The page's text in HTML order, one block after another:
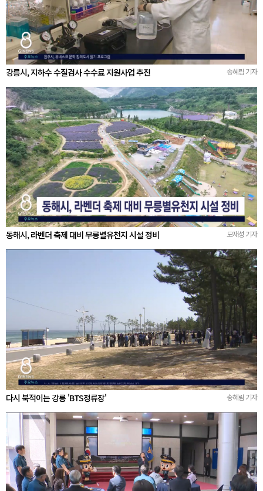
강릉시, 지하수 수질검사 수수료 지원사업 추진 송혜림 기자
동해시, 라벤더 축제 대비 무릉별유천지 시설 정비 모재성 기자
다시 북적이는 강릉 'BTS정류장' 송혜림 기자